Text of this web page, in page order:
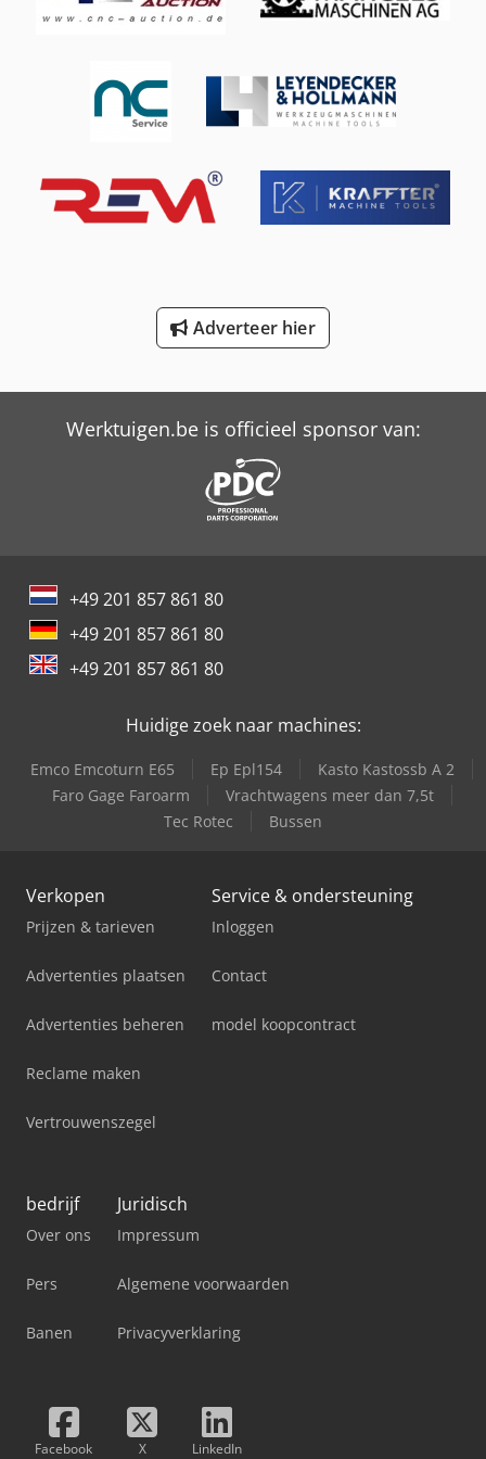
Schaffer 670 T
Schaffer 9310 T
Schaffer 9330 T
Adverteer hier
Werktuigen.be is officieel sponsor van:
+49 201 857 861 80
+49 201 857 861 80
+49 201 857 861 80
Huidige zoek naar machines:
Emco Emcoturn E65 Ep Epl154
Kasto Kastossb A 2
Faro Gage Faroarm
Vrachtwagens meer dan 7,5t
Tec Rotec
Bussen
Verkopen
Prijzen & tarieven
Advertenties plaatsen
Advertenties beheren
Reclame maken
Vertrouwenszegel
Service & ondersteuning
Inloggen
Contact
model koopcontract
bedrijf
Over ons
Pers
Banen
Juridisch
Impressum
Algemene voorwaarden
Privacyverklaring
Facebook X LinkedIn